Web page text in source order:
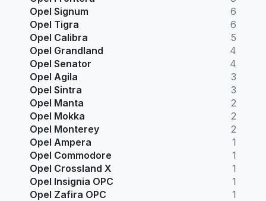
Opel Signum
6
Opel Tigra
6
Opel Calibra
5
Opel Grandland
4
Opel Senator
4
Opel Agila
3
Opel Sintra
3
Opel Manta
2
Opel Mokka
2
Opel Monterey
2
Opel Ampera
1
Opel Commodore
1
Opel Crossland X
1
Opel Insignia OPC
1
Opel Zafira OPC
1